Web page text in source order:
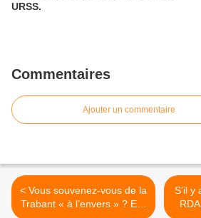
URSS.
Commentaires
Ajouter un commentaire
< Vous souvenez-vous de la
Trabant « à l’envers » ? Elle
S’il y